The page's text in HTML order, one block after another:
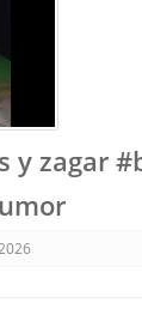
y zagar